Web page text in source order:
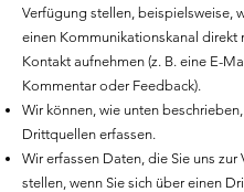
Verfügung stellen, beispielsweise,
einen Kommunikationskanal direkt
Kontakt aufnehmen (z. B. eine E-
Kommentar oder Feedback).
Wir können, wie unten
Drittquellen erfassen.
Wir erfassen Daten, die Sie uns zur
stellen, wenn Sie sich über einen